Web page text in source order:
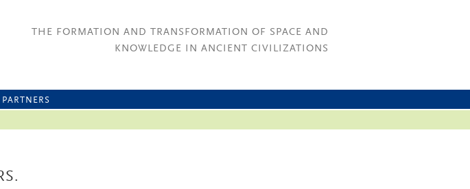
THE FORMATION AND TRANSFORMATION OF SPACE AND
KNOWLEDGE IN ANCIENT CIVILIZATIONS
PARTNERS